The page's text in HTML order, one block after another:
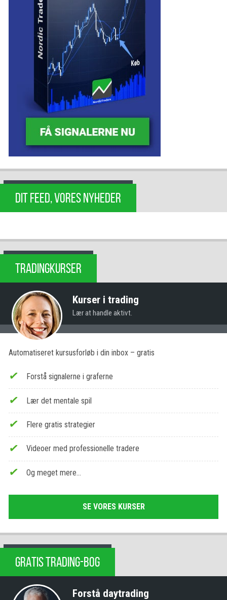
DIT FEED, VORES NYHEDER
TRADINGKURSER
Kurser i trading
Lær at handle aktivt.
Automatiseret kursusforløb i din inbox – gratis
Forstå signalerne i graferne
Lær det mentale spil
Flere gratis strategier
Videoer med professionelle tradere
Og meget mere…
SE VORES KURSER
GRATIS TRADING-BOG
Forstå daytrading